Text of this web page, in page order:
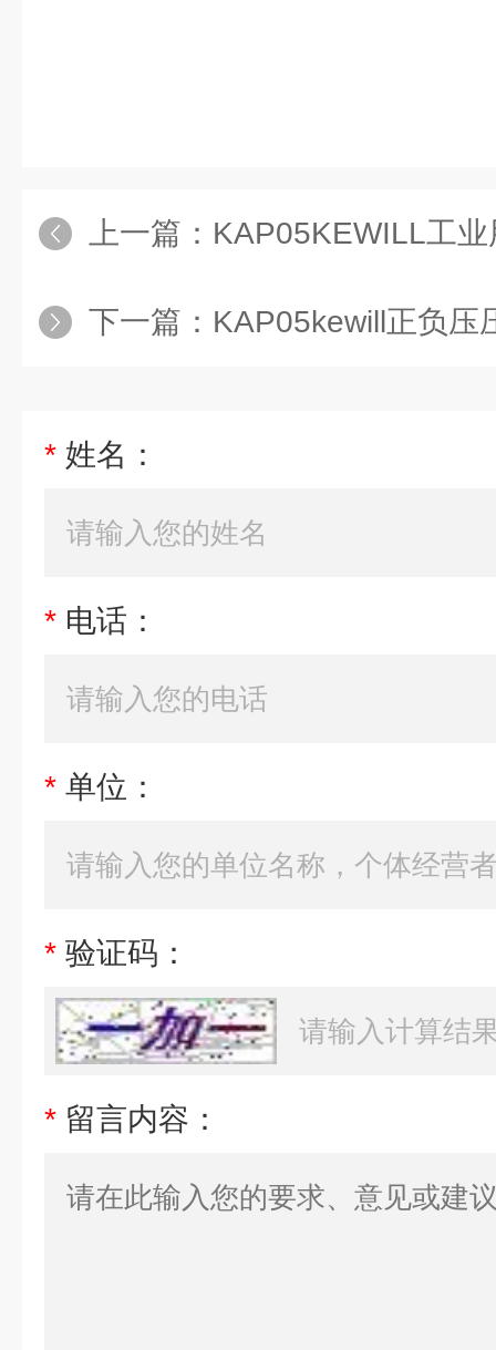
上一篇： KAP05KEWILL工
下一篇： KAP05kewill正负压
* 姓名：
* 电话：
* 单位：
* 验证码：
* 留言内容：